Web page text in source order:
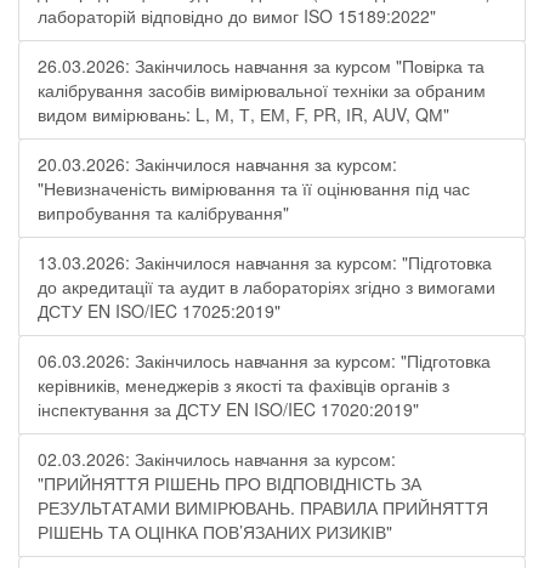
лабораторій відповідно до вимог ISO 15189:2022"
26.03.2026: Закінчилось навчання за курсом "Повірка та
калібрування засобів вимірювальної техніки за обраним
видом вимірювань: L, М, Т, ЕМ, F, РR, ІR, АUV, QМ"
20.03.2026: Закінчилося навчання за курсом:
"Невизначеність вимірювання та її оцінювання під час
випробування та калібрування"
13.03.2026: Закінчилося навчання за курсом: "Підготовка
до акредитації та аудит в лабораторіях згідно з вимогами
ДСТУ EN ISO/IEC 17025:2019"
06.03.2026: Закінчилось навчання за курсом: "Підготовка
керівників, менеджерів з якості та фахівців органів з
інспектування за ДСТУ EN ISO/IEC 17020:2019"
02.03.2026: Закінчилось навчання за курсом:
"ПРИЙНЯТТЯ РІШЕНЬ ПРО ВІДПОВІДНІСТЬ ЗА
РЕЗУЛЬТАТАМИ ВИМІРЮВАНЬ. ПРАВИЛА ПРИЙНЯТТЯ
РІШЕНЬ ТА ОЦІНКА ПОВ’ЯЗАНИХ РИЗИКІВ"